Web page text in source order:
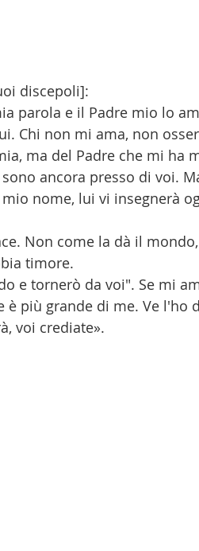
discepoli]:
parola e il Padre mio lo
Chi non mi ama, non
ma del Padre che mi ha
ancora presso di voi.
nome, lui vi insegnerà
Non come la dà il
timore.
e tornerò da voi". Se mi
è più grande di me. Ve l'ho
voi crediate».